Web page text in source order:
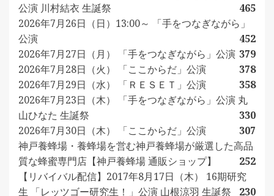
公演 川村結衣 生誕祭
465
2026年7月26日（日）13:00～ 「手をつなぎながら」
公演
452
2026年7月27日（月） 「手をつなぎながら」公演 379
2026年7月28日（火） 「ここからだ」公演
378
2026年7月29日（水） 「ＲＥＳＥＴ」公演
358
2026年7月23日（木） 「手をつなぎながら」公演 丸
山ひなた 生誕祭
330
2026年7月30日（木） 「ここからだ」公演
307
神戸養蜂場・養蜂場を営む神戸養蜂場が厳選した高品
質な蜂蜜専門店【神戸養蜂場 通販ショップ】
252
【リバイバル配信】2017年8月17日（木） 16期研究
生 「レッツゴー研究生！」公演 山根涼羽 生誕祭
230